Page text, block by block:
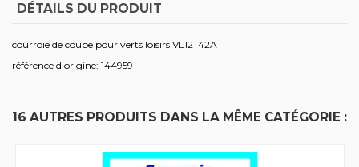
DÉTAILS DU PRODUIT
courroie de coupe pour verts loisirs VL12T42A
référence d'origine: 144959
16 AUTRES PRODUITS DANS LA MÊME CATÉGORIE :